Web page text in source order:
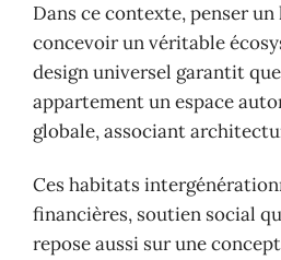
Dans ce contexte, penser
concevoir un véritable
design universel garantit
appartement un espace
globale, associant
Ces habitats
financières, soutien social
repose aussi sur une